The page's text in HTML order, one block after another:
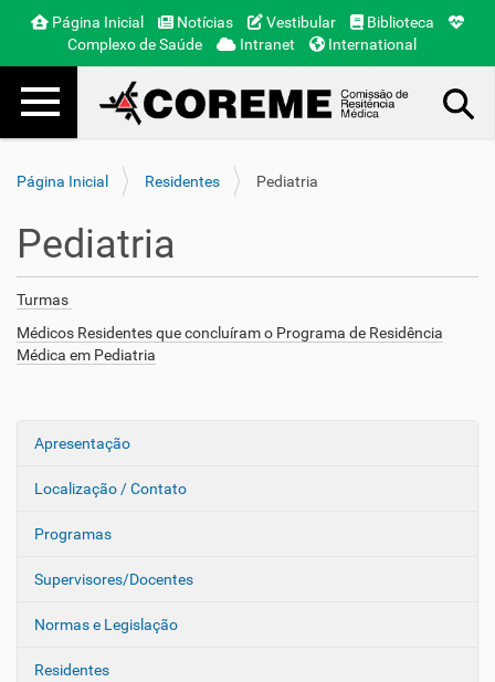
Página Inicial Notícias Vestibular
Biblioteca
Complexo de Saúde
Intranet International
Toggle navigation
Página Inicial
Residentes Pediatria
N
e
a
ç
o
Apresentação
Localização / Contato
Programas
Supervisores/Docentes
Normas e Legislação
Residentes
Pediatria
Turmas
Médicos Residentes que concluíram o Programa de Residência
Médica em Pediatria